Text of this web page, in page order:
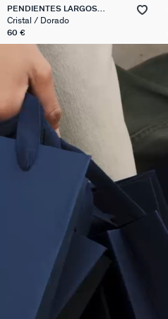
PENDIENTES LARGOS
CANDY
Cristal / Dorado
60 €